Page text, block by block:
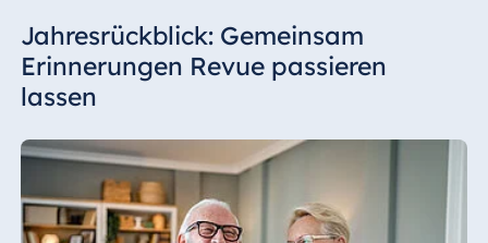
Jahresrückblick: Gemeinsam
Erinnerungen Revue passieren
lassen